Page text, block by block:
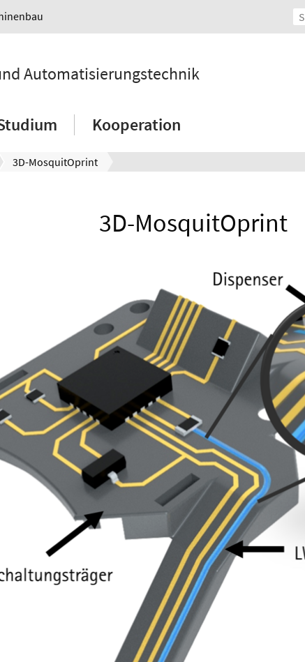
Automatisierungstechnik
Kooperation
3D-MosquitOprint
3D-MosquitOprint